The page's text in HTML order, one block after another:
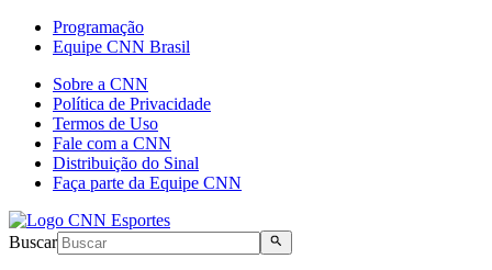
Programação
Equipe CNN Brasil
Sobre a CNN
Política de Privacidade
Termos de Uso
Fale com a CNN
Distribuição do Sinal
Faça parte da Equipe CNN
Buscar